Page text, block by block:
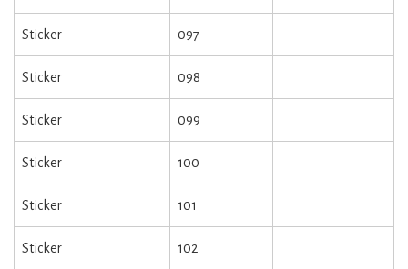
Sticker 097
Sticker 098
Sticker 099
Sticker 100
Sticker 101
Sticker 102